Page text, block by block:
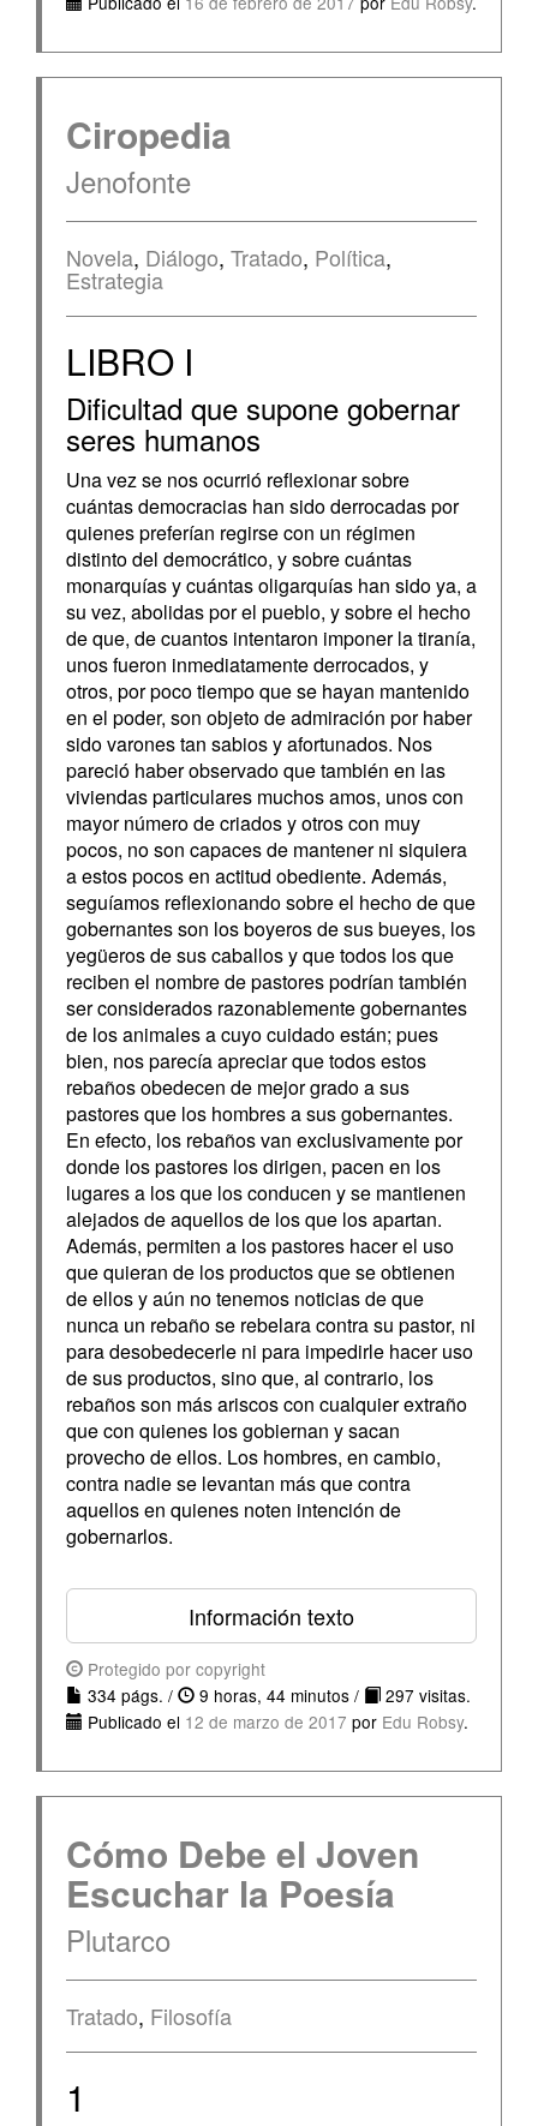
Ciropedia
Jenofonte
Novela, Diálogo, Tratado, Política,
Estrategia
LIBRO I
Dificultad que supone gobernar
seres humanos
Una vez se nos ocurrió reflexionar sobre
cuántas democracias han sido derrocadas por
quienes preferían regirse con un régimen
distinto del democrático, y sobre cuántas
monarquías y cuántas oligarquías han sido ya, a
su vez, abolidas por el pueblo, y sobre el hecho
de que, de cuantos intentaron imponer la tiranía,
unos fueron inmediatamente derrocados, y
otros, por poco tiempo que se hayan mantenido
en el poder, son objeto de admiración por haber
sido varones tan sabios y afortunados. Nos
pareció haber observado que también en las
viviendas particulares muchos amos, unos con
mayor número de criados y otros con muy
pocos, no son capaces de mantener ni siquiera
a estos pocos en actitud obediente. Además,
seguíamos reflexionando sobre el hecho de que
gobernantes son los boyeros de sus bueyes, los
yegüeros de sus caballos y que todos los que
reciben el nombre de pastores podrían también
ser considerados razonablemente gobernantes
de los animales a cuyo cuidado están; pues
bien, nos parecía apreciar que todos estos
rebaños obedecen de mejor grado a sus
pastores que los hombres a sus gobernantes.
En efecto, los rebaños van exclusivamente por
donde los pastores los dirigen, pacen en los
lugares a los que los conducen y se mantienen
alejados de aquellos de los que los apartan.
Además, permiten a los pastores hacer el uso
que quieran de los productos que se obtienen
de ellos y aún no tenemos noticias de que
nunca un rebaño se rebelara contra su pastor, ni
para desobedecerle ni para impedirle hacer uso
de sus productos, sino que, al contrario, los
rebaños son más ariscos con cualquier extraño
que con quienes los gobiernan y sacan
provecho de ellos. Los hombres, en cambio,
contra nadie se levantan más que contra
aquellos en quienes noten intención de
gobernarlos.
Información texto
Protegido por copyright
334 págs. /
9 horas, 44 minutos /
297 visitas.
Publicado el 12 de marzo de 2017 por Edu Robsy.
Cómo Debe el Joven
Escuchar la Poesía
Plutarco
Tratado, Filosofía
1